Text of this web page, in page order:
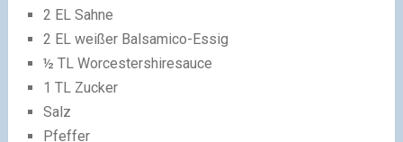
2 EL Sahne
2 EL weißer Balsamico-Essig
½ TL Worcestershiresauce
1 TL Zucker
Salz
Pfeffer